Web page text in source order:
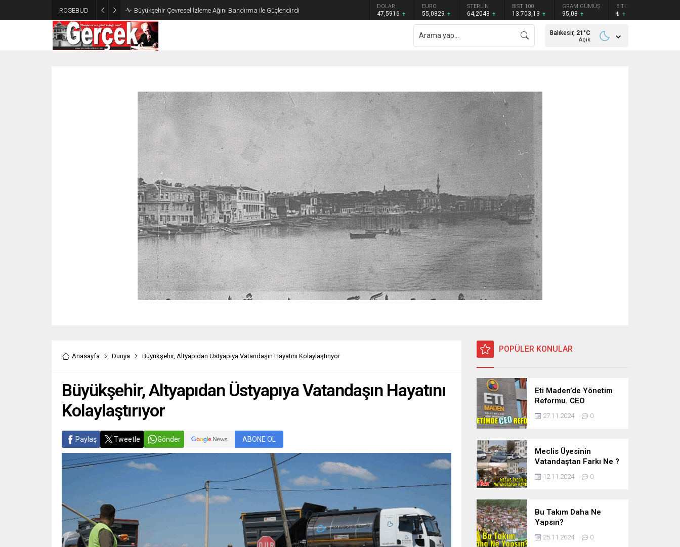
ROSEBUD Büyükşehir Çevresel İzleme Ağını Bandırma ile Güçlendirdi DOLAR
47,5916
EURO
55,0829
STERLİN
64,2043
BIST 100
13.703,13
GRAM GÜMÜŞ
95,08
BITCOIN
₺
Balıkesir, 21 °C
Açık
Anasayfa Dünya Büyükşehir, Altyapıdan Üstyapıya Vatandaşın Hayatını Kolaylaştırıyor
Büyükşehir, Altyapıdan Üstyapıya Vatandaşın Hayatını
Kolaylaştırıyor
Paylaş Tweetle Gönder ABONE OL
POPÜLER KONULAR
Eti Maden’de Yönetim
Reformu. CEO
Modeli’nde Kadro /
Taşeron İşçilik Ayrımı
27.11.2024 0
Meclis Üyesinin
Vatandaştan Farkı Ne ?
12.11.2024 0
Bu Takım Daha Ne
Yapsın?
25.11.2024 0